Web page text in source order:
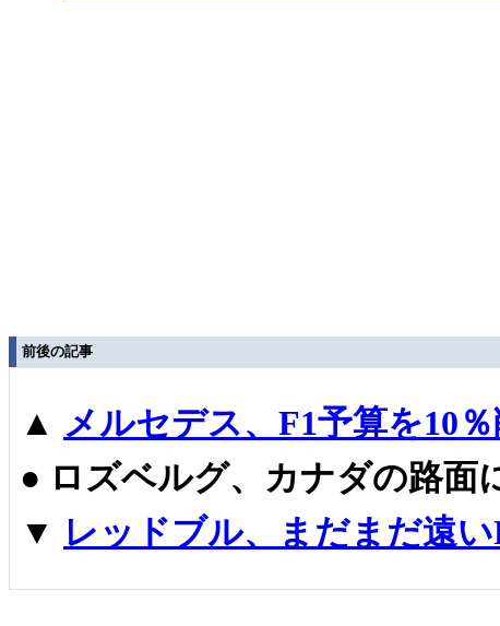
前後の記事
▲ メルセデス、F1予算を10
● ロズベルグ、カナダの路面
▼ レッドブル、まだまだ遠